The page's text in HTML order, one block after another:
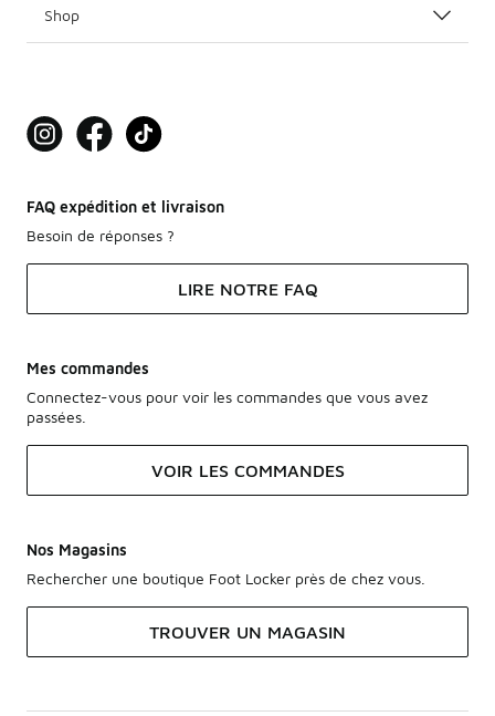
Shop
FAQ expédition et livraison
Besoin de réponses ?
LIRE NOTRE FAQ
Mes commandes
Connectez-vous pour voir les commandes que vous avez
passées.
VOIR LES COMMANDES
Nos Magasins
Rechercher une boutique Foot Locker près de chez vous.
TROUVER UN MAGASIN